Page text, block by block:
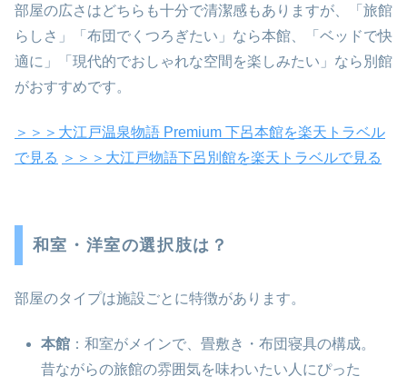
部屋の広さはどちらも十分で清潔感もありますが、「旅館
らしさ」「布団でくつろぎたい」なら本館、「ベッドで快
適に」「現代的でおしゃれな空間を楽しみたい」なら別館
がおすすめです。
＞＞＞大江戸温泉物語 Premium 下呂本館を楽天トラベル
で見る ＞＞＞大江戸物語下呂別館を楽天トラベルで見る
和室・洋室の選択肢は？
部屋のタイプは施設ごとに特徴があります。
本館 ：和室がメインで、畳敷き・布団寝具の構成。
昔ながらの旅館の雰囲気を味わいたい人にぴった